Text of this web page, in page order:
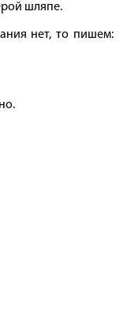
шляпе.
нет, то пишем: